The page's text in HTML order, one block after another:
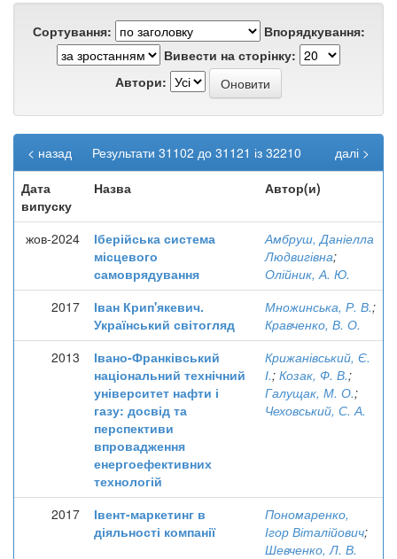
Сортування:
Впорядкування:
Вивести на сторінку:
Автори:
Результати 31102 до 31121 із 32210
< назад
далі >
Дата
випуску
Назва Автор(и)
жов-2024
Іберійська система
місцевого
самоврядування
Амбруш, Даніелла
Людвигівна;
Олійник, А. Ю.
2017
Іван Крип'якевич.
Український світогляд
Множинська, Р. В.;
Кравченко, В. О.
2013
Івано-Франківський
національний технічний
університет нафти і
газу: досвід та
перспективи
впровадження
енергоефективних
технологій
Крижанівський, Є.
І.; Козак, Ф. В.;
Галущак, М. О.;
Чеховський, С. А.
2017
Івент-маркетинг в
діяльності компанії
Пономаренко,
Ігор Віталійович;
Шевченко, Л. В.